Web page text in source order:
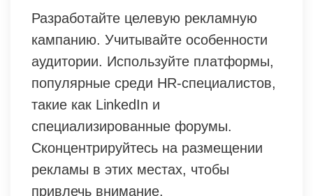
Разработайте целевую рекламную
кампанию. Учитывайте особенности
аудитории. Используйте платформы,
популярные среди HR-специалистов,
такие как LinkedIn и
специализированные форумы.
Сконцентрируйтесь на размещении
рекламы в этих местах, чтобы
привлечь внимание.